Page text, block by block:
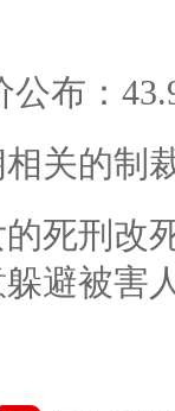
布：
关的制
死刑改
避被害